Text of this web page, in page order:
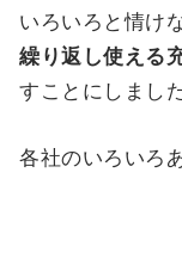
いろいろと情け
繰り返し使える
すことにしまし
各社のいろいろ